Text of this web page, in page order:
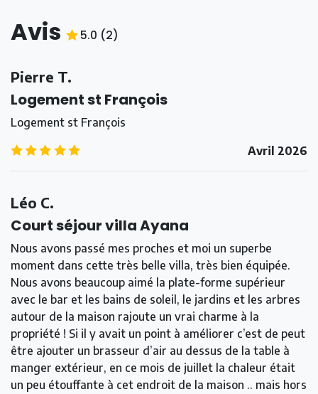
Avis 5.0 /5
5.0 (2)
Pierre T.
Logement st François
Logement st François
Avril 2026
Léo C.
Court séjour villa Ayana
Nous avons passé mes proches et moi un superbe
moment dans cette très belle villa, très bien équipée.
Nous avons beaucoup aimé la plate-forme supérieur
avec le bar et les bains de soleil, le jardins et les arbres
autour de la maison rajoute un vrai charme à la
propriété ! Si il y avait un point à améliorer c’est de peut
être ajouter un brasseur d’air au dessus de la table à
manger extérieur, en ce mois de juillet la chaleur était
un peu étouffante à cet endroit de la maison .. mais hors